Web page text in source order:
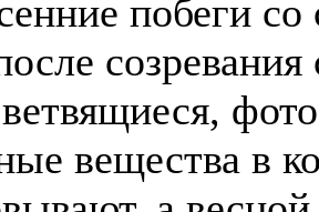
побеги
вещества в